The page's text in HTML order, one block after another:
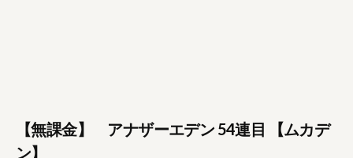
【無課金】 アナザーエデン 54連目 【ムカデ
ン】